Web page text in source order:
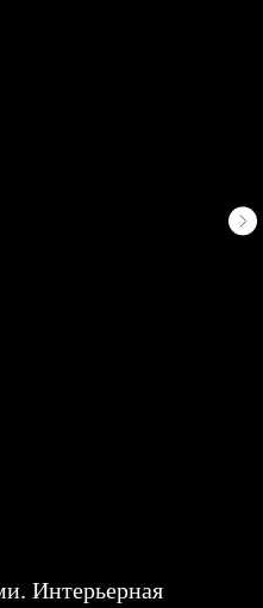
Интерьерная